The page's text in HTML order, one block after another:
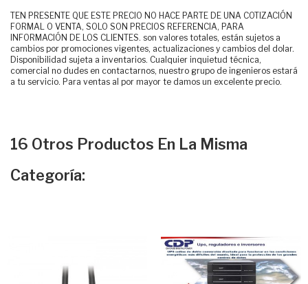
TEN PRESENTE QUE ESTE PRECIO NO HACE PARTE DE UNA COTIZACIÓN
FORMAL O VENTA, SOLO SON PRECIOS REFERENCIA, PARA
INFORMACIÓN DE LOS CLIENTES. son valores totales, están sujetos a
cambios por promociones vigentes, actualizaciones y cambios del dolar.
Disponibilidad sujeta a inventarios. Cualquier inquietud técnica,
comercial no dudes en contactarnos, nuestro grupo de ingenieros estará
a tu servicio. Para ventas al por mayor te damos un excelente precio.
16 Otros Productos En La Misma
Categoría: